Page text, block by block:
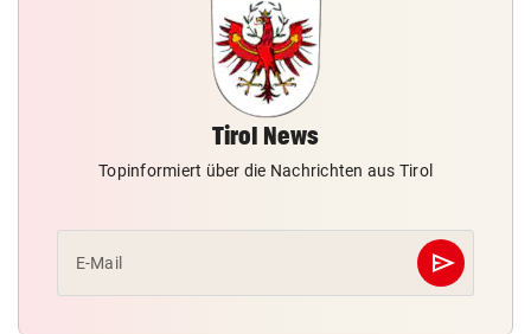
Tirol News
Topinformiert über die Nachrichten aus Tirol
E-Mail send
Abschicken